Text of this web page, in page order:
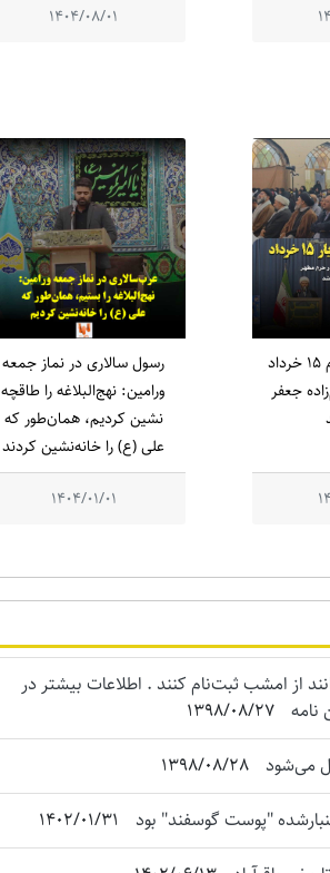
1404/08/01
یادواره شهدای قیام ۱۵ خرداد
جعفر
رسول سالاری در نماز جمعه
ورامین: نهج‌البلاغه را طاقچه
نشین کردیم، همان‌طور که
علی (ع) را خانه‌نشین کردند
1404/01/01
از امشب ثبت‌نام کنند . اطلاعات بیشتر در
نامه
1398/08/27
می‌شود
1398/08/28
"‌پوست گوسفند" بود
1402/01/31